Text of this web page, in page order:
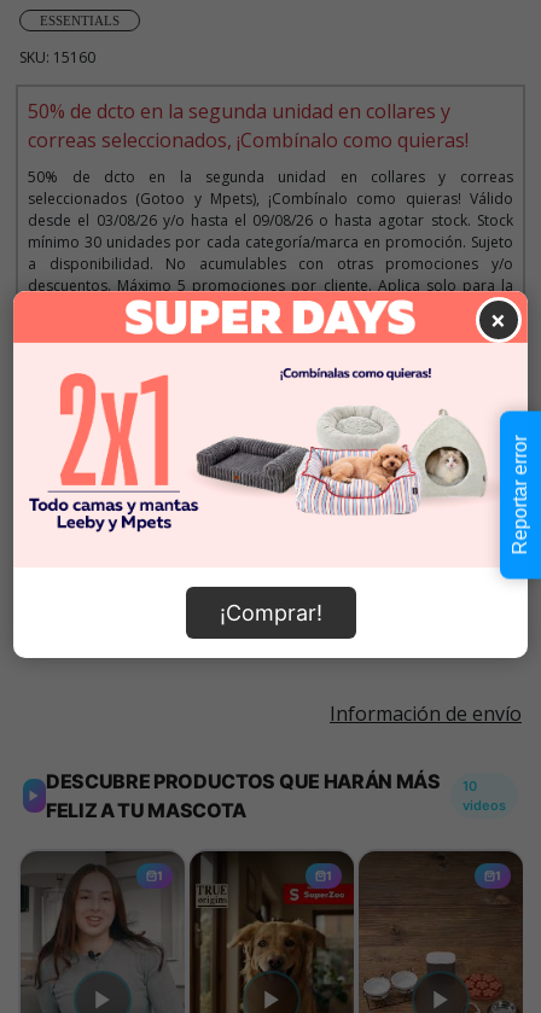
ESSENTIALS
SKU: 15160
50% de dcto en la segunda unidad en collares y
correas seleccionados, ¡Combínalo como quieras!
50% de dcto en la segunda unidad en collares y correas
seleccionados (Gotoo y Mpets), ¡Combínalo como quieras! Válido
desde el 03/08/26 y/o hasta el 09/08/26 o hasta agotar stock. Stock
mínimo 30 unidades por cada categoría/marca en promoción. Sujeto
a disponibilidad. No acumulables con otras promociones y/o
descuentos. Máximo 5 promociones por cliente. Aplica solo para la
web y tiendas. Imágenes referenciales.
Descripción
Cantidad:
-
$6.990
En Stock
Añadir al carrito
Información de envío
×
¡Comprar!
Reportar error